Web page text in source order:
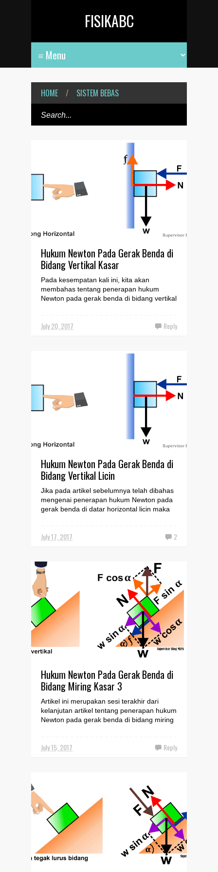
FISIKABC
HOME / SISTEM BEBAS
Hukum Newton Pada Gerak Benda di
Bidang Vertikal Kasar
Pada kesempatan kali ini, kita akan
membahas tentang penerapan hukum
Newton pada gerak benda di bidang vertikal
July 20, 2017 Reply
Hukum Newton Pada Gerak Benda di
Bidang Vertikal Licin
Jika pada artikel sebelumnya telah dibahas
mengenai penerapan hukum Newton pada
gerak benda di datar horizontal licin maka
July 17, 2017 2
Hukum Newton Pada Gerak Benda di
Bidang Miring Kasar 3
Artikel ini merupakan sesi terakhir dari
kelanjutan artikel tentang penerapan hukum
Newton pada gerak benda di bidang miring
July 15, 2017 Reply